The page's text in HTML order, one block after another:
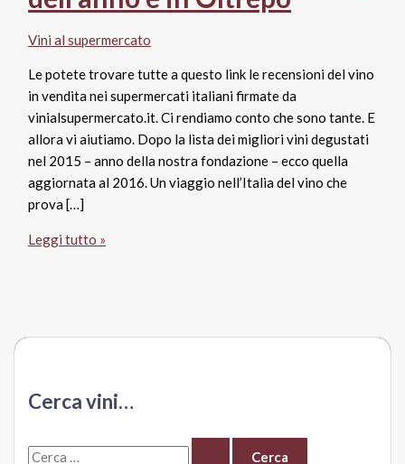
Vini al supermercato
Le potete trovare tutte a questo link le recensioni del vino
in vendita nei supermercati italiani firmate da
vinialsupermercato.it. Ci rendiamo conto che sono tante. E
allora vi aiutiamo. Dopo la lista dei migliori vini degustati
nel 2015 – anno della nostra fondazione – ecco quella
aggiornata al 2016. Un viaggio nell’Italia del vino che
prova […]
Vini
La
cantina
è
Leggi tutto »
Cerca vini…
C